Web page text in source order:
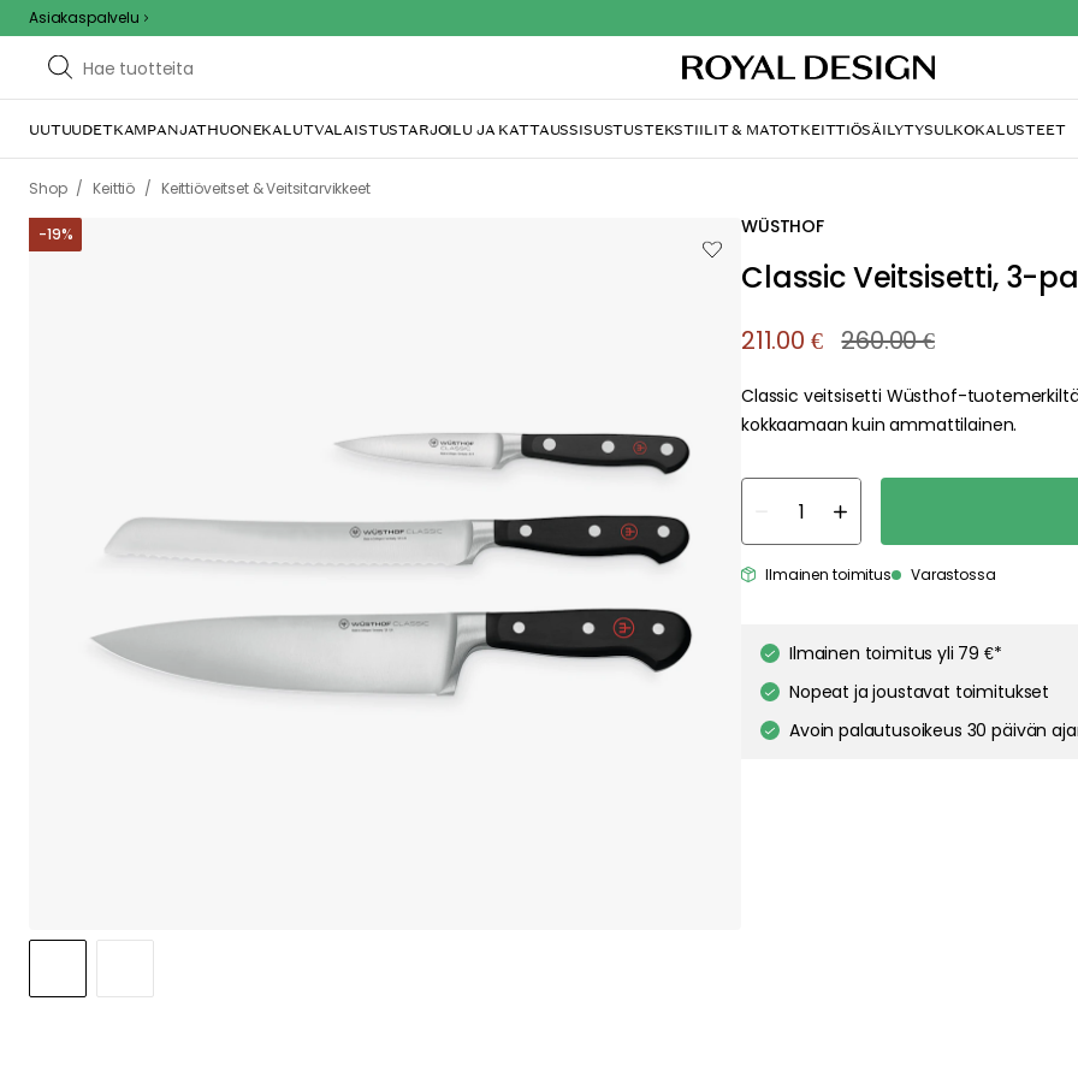
Asiakaspalvelu
UUTUUDETKAMPANJATHUONEKALUTVALAISTUSTARJOILU JA KATTAUSSISUSTUSTEKSTIILIT & MATOTKEITTIÖSÄILYTYSULKOKALUSTEET
Shop / Keittiö / Keittiöveitset & Veitsitarvikkeet
-19% WÜSTHOF
Classic Veitsisetti, 3-
211.00 € 260.00 €
Classic veitsisetti Wüsthof-
kokkaamaan kuin ammattilainen.
Ilmainen toimitus Varastossa
Ilmainen toimitus yli 79 €*
Nopeat ja joustavat toimitukset
Avoin palautusoikeus 30 päivän